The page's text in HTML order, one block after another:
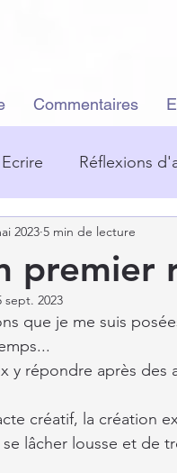
Commentaires
Ecrire Réflexions
premier
2023 5 min de lecture
sept. 2023
que je me suis
y répondre après des
créatif, la création
se lâcher lousse et de